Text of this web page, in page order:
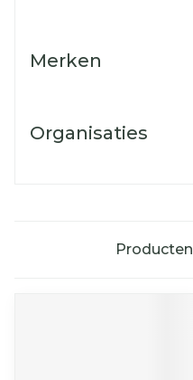
Merken
Organisaties
Producten